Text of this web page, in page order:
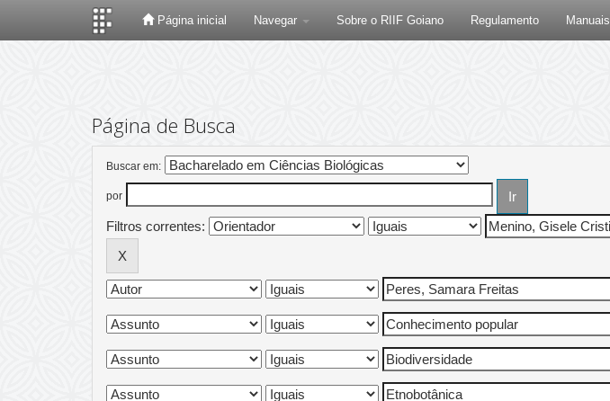
Página inicial Navegar Sobre o RIIF Goiano Regulamento Manuais
Página de Busca
Buscar em:
por
Filtros correntes: